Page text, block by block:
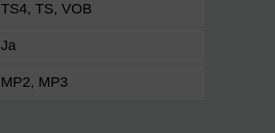
TS4, TS, VOB
Ja
MP2, MP3